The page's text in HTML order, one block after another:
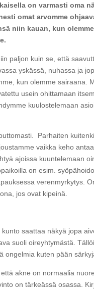
on varmasti oma
omat arvomme
niin kauan, kun
paljon kuin se, että
yskässä, nuhassa ja
kun olemme sairaana.
usein ohittamaan
kuulostelemaan
Parhaiten
vaikka keho
ajoissa kuuntelemaan
on esim.
verenmyrkytys.
jos ovat kipeinä.
saattaa näkyä jopa
suoli oireyhtymästä.
kuten pään
akne on normaalia
on tärkeässä osassa.